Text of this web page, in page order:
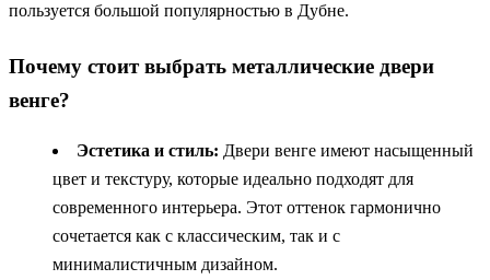
пользуется большой популярностью в Дубне.
Почему стоит выбрать металлические двери
венге?
Эстетика и стиль: Двери венге имеют насыщенный
цвет и текстуру, которые идеально подходят для
современного интерьера. Этот оттенок гармонично
сочетается как с классическим, так и с
минималистичным дизайном.